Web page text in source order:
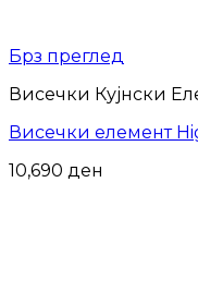
Брз преглед
Висечки Кујнски
Висечки елемент
10,690 ден